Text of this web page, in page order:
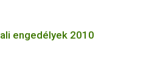
engedélyek 2010